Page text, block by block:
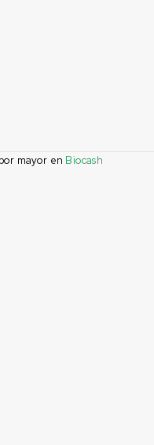
mayor en Biocash